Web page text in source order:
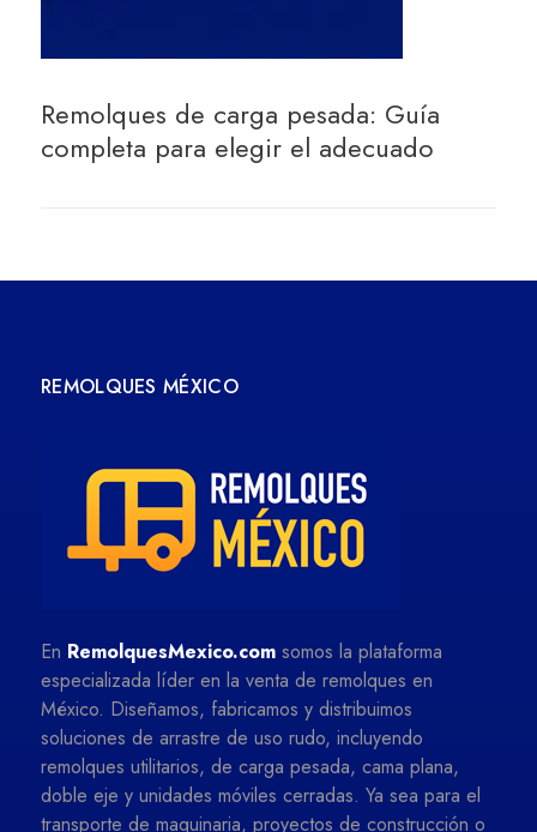
Remolques de carga pesada: Guía
completa para elegir el adecuado
REMOLQUES MÉXICO
En RemolquesMexico.com somos la plataforma
especializada líder en la venta de remolques en
México. Diseñamos, fabricamos y distribuimos
soluciones de arrastre de uso rudo, incluyendo
remolques utilitarios, de carga pesada, cama plana,
doble eje y unidades móviles cerradas. Ya sea para el
transporte de maquinaria, proyectos de construcción o